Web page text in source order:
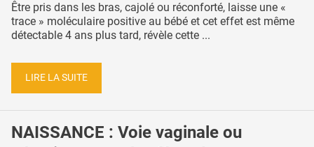
Être pris dans les bras, cajolé ou réconforté, laisse une «
trace » moléculaire positive au bébé et cet effet est même
détectable 4 ans plus tard, révèle cette ...
LIRE LA SUITE
NAISSANCE : Voie vaginale ou